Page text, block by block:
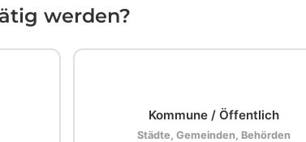
werden?
Kommune / Öffentlich
Städte, Gemeinden, Behörden